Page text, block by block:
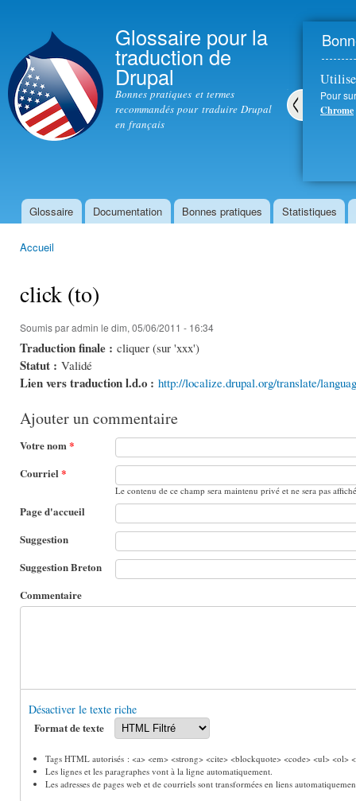
Glossaire pour la
traduction de
Drupal
Bonnes pratiques et termes
recommandés pour traduire Drupal
en français
Pour
Chrome
Menu principal
Glossaire Documentation Bonnes pratiques Statistiques
Accueil
click (to)
Soumis paradmin le dim, 05/06/2011 - 16:34
Traduction finale : cliquer (sur 'xxx')
Statut : Validé
Lien vers traduction l.d.o : http://localize.drupal.org/translate/
Ajouter un commentaire
Votre nom*
Courriel *
Le contenu de ce champ sera maintenu privé et ne sera pas
Page d'accueil
Suggestion
Suggestion Breton
Commentaire
Désactiver le texte riche
Format de texte
Tags HTML autorisés : <a> <em> <strong> <cite> <blockquote> <code> <ul>
Les lignes et les paragraphes vont à la ligne automatiquement.
Les adresses de pages web et de courriels sont transformées en liens